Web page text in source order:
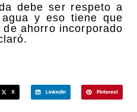
debe ser respeto a
y eso tiene que
ahorro incorporado
X LinkedIn Pinterest